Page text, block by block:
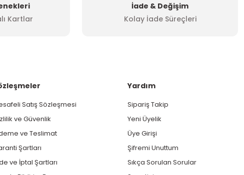
Kartlar
İade & Değişim
Kolay İade Süreçleri
Satış Sözleşmesi
ve Güvenlik
ve Teslimat
Şartları
ve İptal Şartları
Yardım
Sipariş Takip
Yeni Üyelik
Üye Girişi
Şifremi Unuttum
Sıkça Sorulan Sorular